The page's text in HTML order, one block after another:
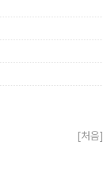
[처음]